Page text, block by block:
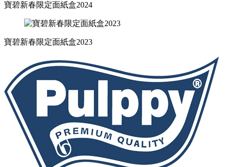
寶碧新春限定面紙盒2024
寶碧新春限定面紙盒2023